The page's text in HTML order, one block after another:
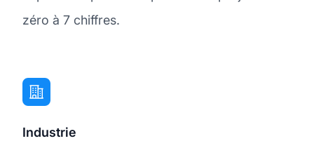
zéro à 7 chiffres.
Industrie